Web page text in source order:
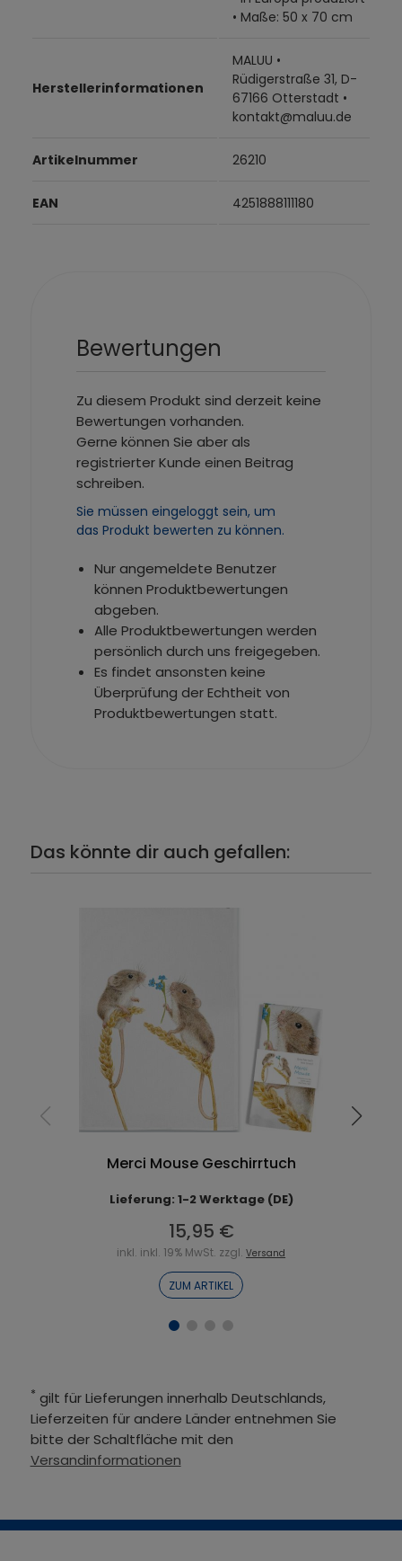
• Maße: 50 x 70 cm
Herstellerinformationen
MALUU •
Rüdigerstraße 31, D-
67166 Otterstadt •
kontakt@maluu.de
Artikelnummer 26210
EAN 4251888111180
Bewertungen
Zu diesem Produkt sind derzeit keine
Bewertungen vorhanden.
Gerne können Sie aber als
registrierter Kunde einen Beitrag
schreiben.
Sie müssen eingeloggt sein, um
das Produkt bewerten zu können.
Nur angemeldete Benutzer
können Produktbewertungen
abgeben.
Alle Produktbewertungen werden
persönlich durch uns freigegeben.
Es findet ansonsten keine
Überprüfung der Echtheit von
Produktbewertungen statt.
Das könnte dir auch gefallen:
Merci Mouse Geschirrtuch
Lieferung: 1-2 Werktage (DE)
15,95 €
inkl. inkl. 19% MwSt. zzgl.Versand
ZUM ARTIKEL
* gilt für Lieferungen innerhalb Deutschlands,
Lieferzeiten für andere Länder entnehmen Sie
bitte der Schaltfläche mit den
Versandinformationen